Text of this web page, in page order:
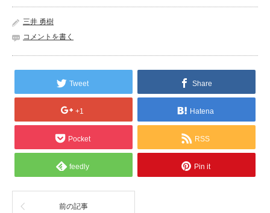
三井 勇樹
コメントを書く
Tweet Share
+1 Hatena
Pocket RSS
feedly Pin it
前の記事